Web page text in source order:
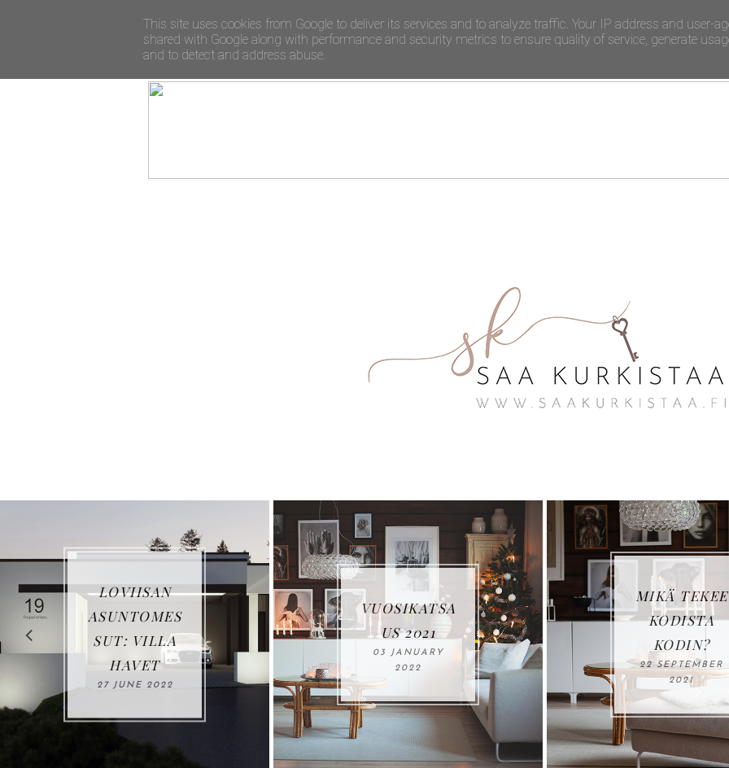
LOVIISAN
ASUNTOMES
SUT: VILLA
HAVET
27 JUNE 2022
VUOSIKATSA
US 2021
03 JANUARY
2022
MIKÄ TEKEE
KODISTA
KODIN?
22 SEPTEMBER
2021
This site uses cookies from Google to deliver its services and to analyze traffic. Your IP address and user-
shared with Google along with performance and security metrics to ensure quality of service, generate
and to detect and address abuse.